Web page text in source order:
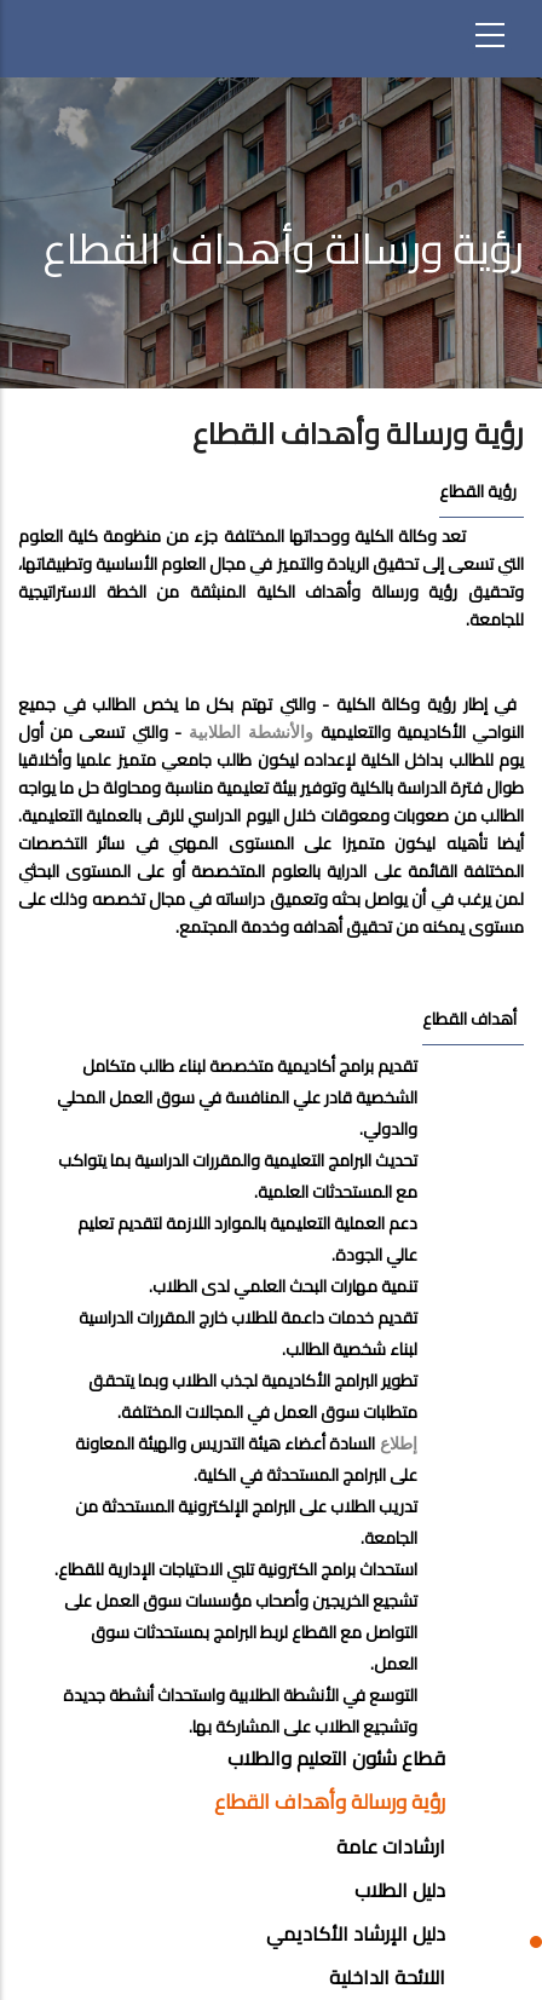
رؤية ورسالة وأهداف القطاع
رؤية ورسالة وأهداف القطاع
رؤية القطاع
تعد وكالة الكلية ووحداتها المختلفة جزء من منظومة كلية العلوم
التي تسعى إلى تحقيق الريادة والتميز في مجال العلوم الأساسية وتطبيقاتها،
وتحقيق رؤية ورسالة وأهداف الكلية المنبثقة من الخطة الاستراتيجية
للجامعة.
في إطار رؤية وكالة الكلية -والتي تهتم بكل ما يخص الطالب في جميع
النواحي الأكاديمية والتعليمية والأنشطة الطلابية- والتي تسعىمن أول
يوم للطالب بداخل الكلية لإعداده ليكون طالب جامعي متميز علميا وأخلاقيا
طوال فترة الدراسة بالكلية وتوفير بيئة تعليمية مناسبة ومحاولة حل ما يواجه
الطالب من صعوبات ومعوقات خلال اليوم الدراسي للرقى بالعملية التعليمية.
أيضاتأهيله ليكون متميزا على المستوى المهني في سائر التخصصات
المختلفة القائمة على الدراية بالعلوم المتخصصة أو على المستوى البحثي
لمن يرغب في أن يواصل بحثه وتعميق دراساته في مجال تخصصه وذلك على
مستوى يمكنه من تحقيق أهدافه وخدمة المجتمع.
أهداف القطاع
تقديم برامج أكاديمية متخصصة لبناء طالب متكامل
الشخصية قادر علي المنافسة في سوق العمل المحلي
والدولي.
تحديث البرامج التعليمية والمقررات الدراسية بما يتواكب
مع المستحدثات العلمية.
دعم العملية التعليمية بالموارد اللازمة لتقديم تعليم
عالي الجودة.
تنمية مهارات البحث العلمي لدى الطلاب.
تقديم خدمات داعمة للطلاب خارج المقررات الدراسية
لبناء شخصية الطالب.
تطوير البرامج الأكاديمية لجذب الطلاب وبما يتحقق
متطلبات سوق العمل في المجالات المختلفة.
إطلاع السادة أعضاء هيئة التدريس والهيئة المعاونة
على البرامج المستحدثة في الكلية.
تدريب الطلاب على البرامج الإلكترونية المستحدثة من
الجامعة.
استحداث برامج الكترونية تلبي الاحتياجات الإدارية للقطاع.
تشجيع الخريجين وأصحاب مؤسسات سوق العمل على
التواصل مع القطاع لربط البرامج بمستحدثات سوق
العمل.
التوسع في الأنشطة الطلابية واستحداث أنشطة جديدة
وتشجيع الطلاب على المشاركة بها.
EDUCATION
STUDENT
AFFAIRS
SECTOR
قطاع شئون التعليم والطلاب
رؤية ورسالة وأهداف القطاع
ارشادات عامة
دليل الطلاب
دليل الإرشاد الأكاديمي
اللائحة الداخلية